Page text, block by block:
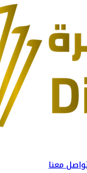
معنا